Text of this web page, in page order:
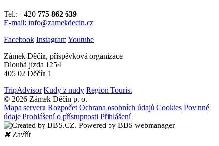
Tel.: +420 775 862 639
E-mail: info@zamekdecin.cz
Facebook InstagramYoutube
Zámek Děčín, příspěvková organizace
Dlouhá jízda 1254
405 02 Děčín 1
TripAdvisor Kudy z nudy Region Tourist
© 2026 Zámek Děčín p. o.
Mapa serveru Rozpočet Ochrana osobních údajů Cookies Povinné
údaje Prohlášení o přístupnosti Přihlášení
✖Zavřít